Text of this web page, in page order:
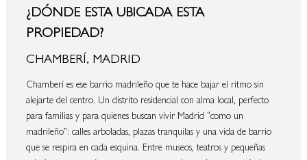
¿DÓNDE ESTA UBICADA ESTA
PROPIEDAD?
CHAMBERÍ, MADRID
Chamberí es ese barrio madrileño que te hace bajar el ritmo sin
alejarte del centro. Un distrito residencial con alma local, perfecto
para familias y para quienes buscan vivir Madrid “como un
madrileño”: calles arboladas, plazas tranquilas y una vida de barrio
que se respira en cada esquina. Entre museos, teatros y pequeñas